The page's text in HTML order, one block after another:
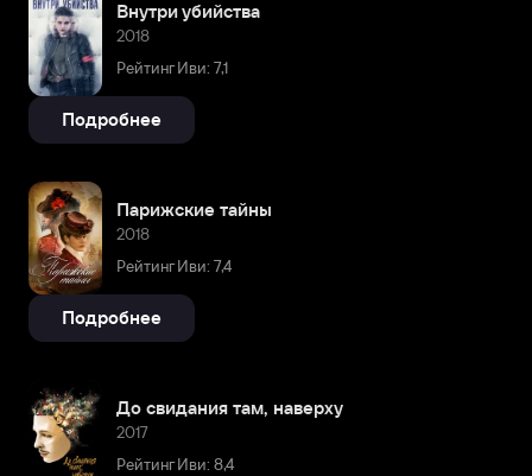
Внутри убийства
2018
Рейтинг Иви: 7,1
Подробнее
Парижские тайны
2018
Рейтинг Иви: 7,4
Подробнее
До свидания там, наверху
2017
Рейтинг Иви: 8,4